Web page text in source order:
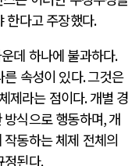
한다고 주장했다.
데 하나에 불과하다.
속성이 있다.그것은
제라는 점이다.개별 경
식으로 행동하며,개
동하는 체제 전체의
정된다.